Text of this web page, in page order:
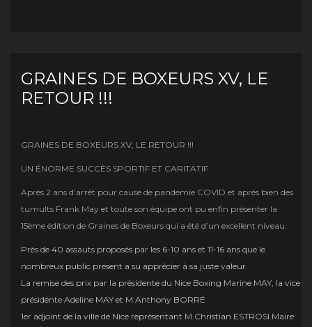
GRAINES DE BOXEURS XV, LE
RETOUR !!!
GRAINES DE BOXEURS XV, LE RETOUR !!!
UN ÉNORME SUCCÈS SPORTIF ET CARITATIF
Après 2 ans d’arrêt pour cause de pandémie COVID et après bien des
tumults Frank May et toute son équipe ont pu enfin présenter la
15ème édition de Graines de Boxeurs qui a été d’un excellent niveau.
Près de 40 assauts proposés par les 6-10 ans et 11-16 ans que le
nombreux public présent a su apprécier à sa juste valeur.
La remise des prix par la présidente du Nice Boxing Marine MAY, la vice
présidente Adeline MAY et M.Anthony BORRÉ
1er adjoint de la ville de Nice représentant M.Christian ESTROSI Maire